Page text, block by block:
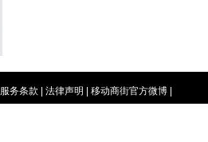
服务条款 法律声明 移动商街官方微博